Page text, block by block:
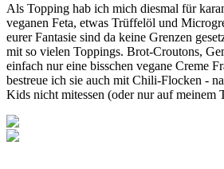
Als Topping hab ich mich diesmal für
veganen Feta, etwas Trüffelöl und
eurer Fantasie sind da keine Grenzen
mit so vielen Toppings. Brot-Croutons,
einfach nur eine bisschen vegane Creme
bestreue ich sie auch mit Chili-Flocken -
Kids nicht mitessen (oder nur auf meinem